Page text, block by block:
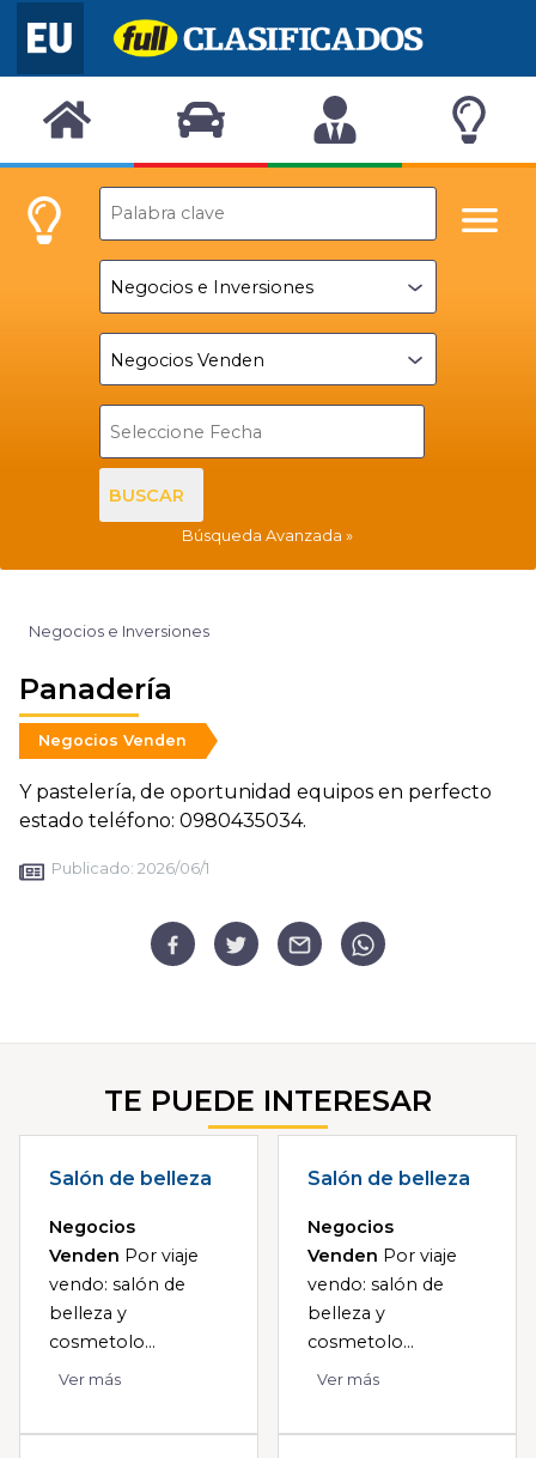
BUSCAR
Búsqueda Avanzada
Negocios e Inversiones
Panadería
Negocios Venden
Y pastelería, de oportunidad equipos en perfecto
estado teléfono: 0980435034.
Publicado: 2026/06/1
TE PUEDE INTERESAR
Salón de belleza
Negocios
Venden Por viaje
vendo: salón de
belleza y
cosmetolo...
Ver más
Salón de belleza
Negocios
Venden Por viaje
vendo: salón de
belleza y
cosmetolo...
Ver más